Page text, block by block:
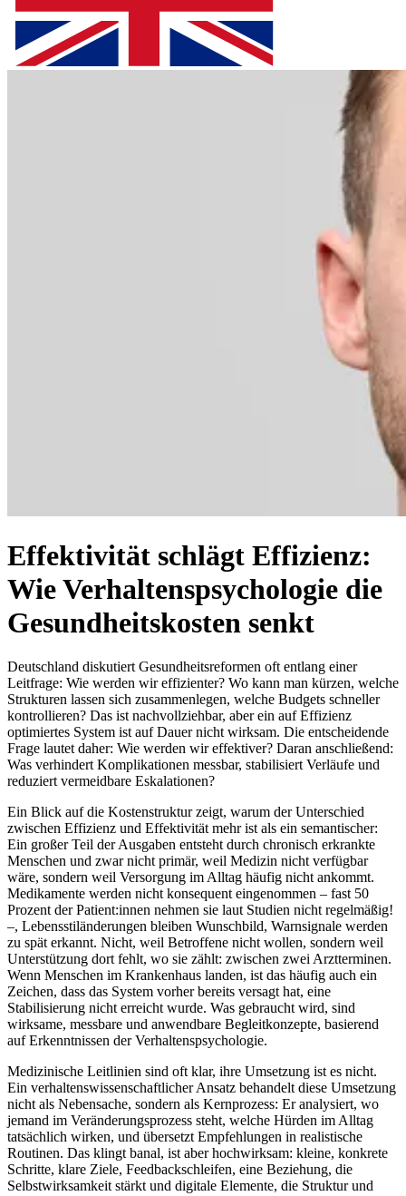
Effektivität schlägt Effizienz:
Wie Verhaltenspsychologie die
Gesundheitskosten senkt
Deutschland diskutiert Gesundheitsreformen oft entlang einer
Leitfrage: Wie werden wir effizienter? Wo kann man kürzen, welche
Strukturen lassen sich zusammenlegen, welche Budgets schneller
kontrollieren? Das ist nachvollziehbar, aber ein auf Effizienz
optimiertes System ist auf Dauer nicht wirksam. Die entscheidende
Frage lautet daher: Wie werden wir effektiver? Daran anschließend:
Was verhindert Komplikationen messbar, stabilisiert Verläufe und
reduziert vermeidbare Eskalationen?
Ein Blick auf die Kostenstruktur zeigt, warum der Unterschied
zwischen Effizienz und Effektivität mehr ist als ein semantischer:
Ein großer Teil der Ausgaben entsteht durch chronisch erkrankte
Menschen und zwar nicht primär, weil Medizin nicht verfügbar
wäre, sondern weil Versorgung im Alltag häufig nicht ankommt.
Medikamente werden nicht konsequent eingenommen – fast 50
Prozent der Patient:innen nehmen sie laut Studien nicht regelmäßig!
–, Lebensstiländerungen bleiben Wunschbild, Warnsignale werden
zu spät erkannt. Nicht, weil Betroffene nicht wollen, sondern weil
Unterstützung dort fehlt, wo sie zählt: zwischen zwei Arztterminen.
Wenn Menschen im Krankenhaus landen, ist das häufig auch ein
Zeichen, dass das System vorher bereits versagt hat, eine
Stabilisierung nicht erreicht wurde. Was gebraucht wird, sind
wirksame, messbare und anwendbare Begleitkonzepte, basierend
auf Erkenntnissen der Verhaltenspsychologie.
Medizinische Leitlinien sind oft klar, ihre Umsetzung ist es nicht.
Ein verhaltenswissenschaftlicher Ansatz behandelt diese Umsetzung
nicht als Nebensache, sondern als Kernprozess: Er analysiert, wo
jemand im Veränderungsprozess steht, welche Hürden im Alltag
tatsächlich wirken, und übersetzt Empfehlungen in realistische
Routinen. Das klingt banal, ist aber hochwirksam: kleine, konkrete
Schritte, klare Ziele, Feedbackschleifen, eine Beziehung, die
Selbstwirksamkeit stärkt und digitale Elemente, die Struktur und